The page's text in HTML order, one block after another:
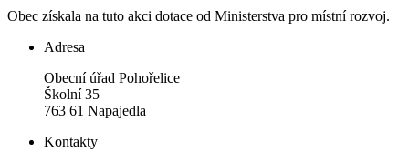
Obec získala na tuto akci dotace od Ministerstva pro místní rozvoj.
Adresa
Obecní úřad Pohořelice
Školní 35
763 61 Napajedla
Kontakty